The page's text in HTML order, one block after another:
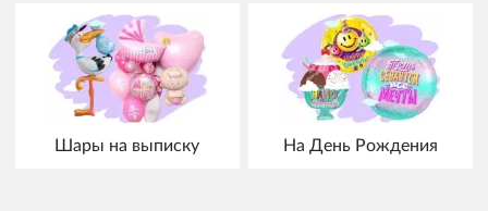
Шары на выписку На День Рождения